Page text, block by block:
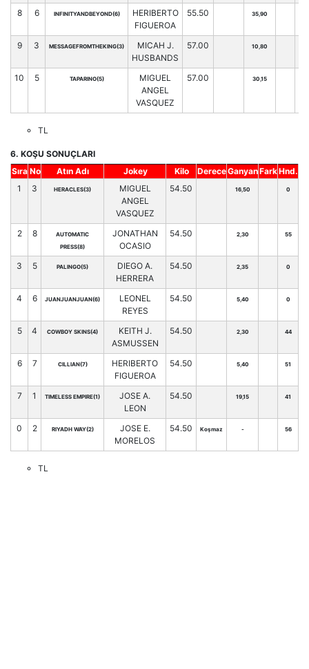
8 6 INFINITYANDBEYOND(6)
HERIBERTO
FIGUEROA
55.50 35,90
9 3 MESSAGEFROMTHEKING(3)
MICAH J.
HUSBANDS
57.00 10,80
10 5 TAPARINO(5)
MIGUEL
ANGEL
VASQUEZ
57.00 30,15
TL
6. KOŞU SONUÇLARI
Sıra No Atın Adı Jokey Kilo DereceGanyanFarkHnd.
1
3 HERACLES(3)
MIGUEL
ANGEL
VASQUEZ
54.50 16,50 0
2 8
AUTOMATIC
PRESS(8)
JONATHAN
OCASIO
54.50 2,30 55
3 5 PALINGO(5)
DIEGO A.
HERRERA
54.50 2,35 0
4 6 JUANJUANJUAN(6)
LEONEL
REYES
54.50 5,40 0
5 4 COWBOY SKINS(4)
KEITH J.
ASMUSSEN
54.50 2,30 44
6 7 CILLIAN(7)
HERIBERTO
FIGUEROA
54.50 5,40 51
7 1 TIMELESS EMPIRE(1)
JOSE A.
LEON
54.50 19,15 41
0 2 RIYADH WAY(2)
JOSE E.
MORELOS
54.50 Koşmaz - 56
TL